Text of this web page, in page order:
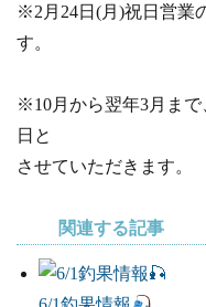
※2月24日(月)祝日営業
す。
※10月から翌年3月ま
日と
させていただきます。
関連する記事